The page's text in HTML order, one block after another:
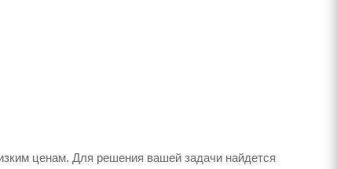
ценам. Для решения вашей задачи найдется